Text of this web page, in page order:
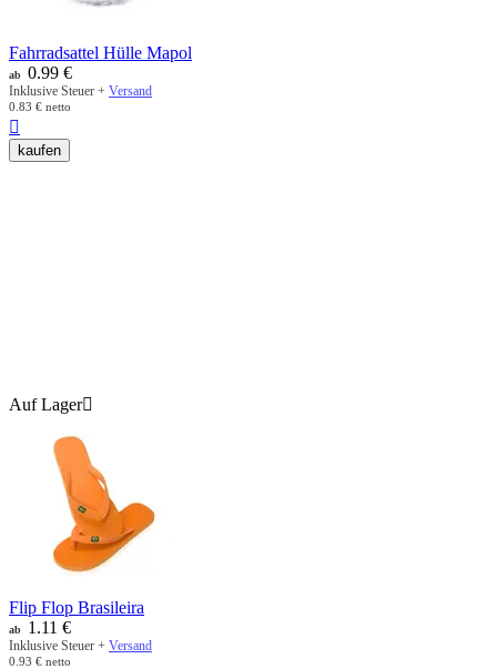
Fahrradsattel Hülle Mapol
ab 0.99 €
Inklusive Steuer + Versand
0.83 € netto

kaufen
Auf Lager
Flip Flop Brasileira
ab 1.11 €
Inklusive Steuer + Versand
0.93 € netto